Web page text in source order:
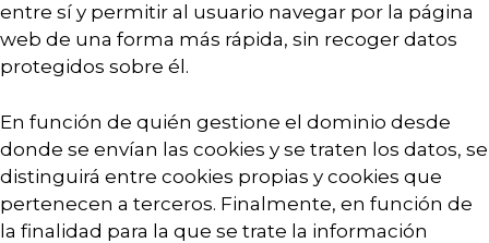
entre sí y permitir al usuario navegar por la página
web de una forma más rápida, sin recoger datos
protegidos sobre él.
En función de quién gestione el dominio desde
donde se envían las cookies y se traten los datos, se
distinguirá entre cookies propias y cookies que
pertenecen a terceros. Finalmente, en función de
la finalidad para la que se trate la información